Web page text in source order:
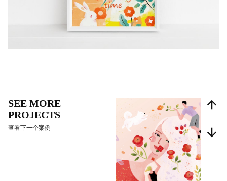
SEE MORE
PROJECTS
查看下一个案例